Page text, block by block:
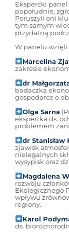
Ekspercki panel
popołudnie,
Poruszyli oni
tym samym
przydatną
W panelu wzięli
Marcelina
zakresie
dr
badaczka
gospodarce o
Olga Sarna
ekspertka ds.
problemem
dr Stanisław
zjawisk
nielegalnych
wysypisk oraz
Magdalena
rozwoju
Ekologicznego
wpływu
regiony.
Karol
ds.